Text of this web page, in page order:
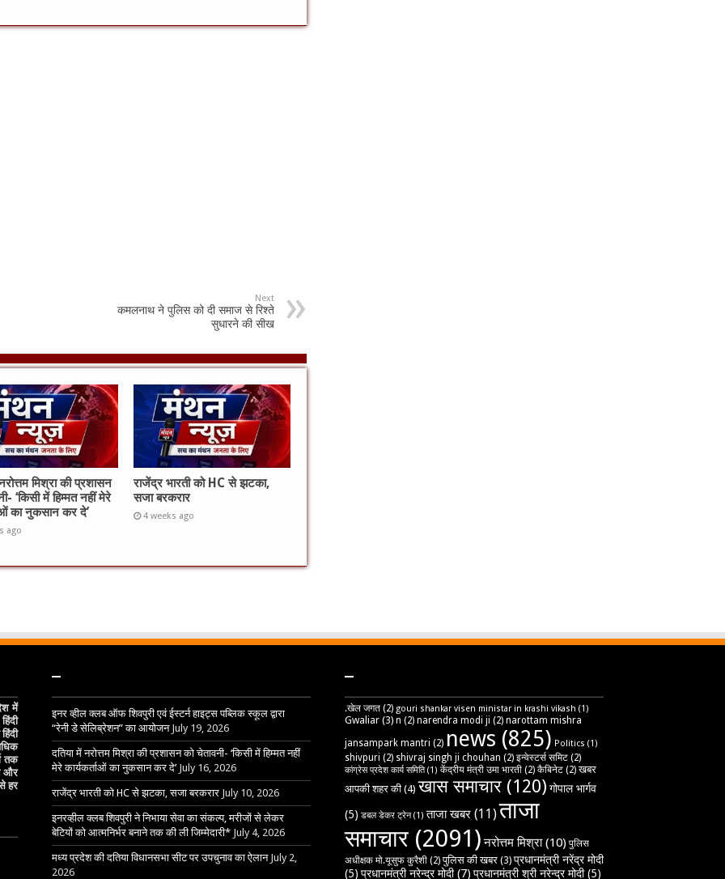
Next
कमलनाथ ने पुलिस को दी समाज से रिश्ते
सुधारने की सीख
मिश्रा की प्रशासन
‘किसी में हिम्मत नहीं मेरे
का नुकसान कर दे’
ago
राजेंद्र भारती को HC से झटका,
सजा बरकरार
4 weeks ago
में
तक
और
हर
–
इनर व्हील क्लब ऑफ शिवपुरी एवं ईस्टर्न हाइट्स पब्लिक स्कूल द्वारा
“रेनी डे सेलिब्रेशन” का आयोजन July 19, 2026
दतिया में नरोत्तम मिश्रा की प्रशासन को चेतावनी- ‘किसी में हिम्मत नहीं
मेरे कार्यकर्ताओं का नुकसान कर दे’ July 16, 2026
राजेंद्र भारती को HC से झटका, सजा बरकरार July 10, 2026
इनरव्हील क्लब शिवपुरी ने निभाया सेवा का संकल्प, मरीजों से लेकर
बेटियों को आत्मनिर्भर बनाने तक की ली जिम्मेदारी* July 4, 2026
मध्य प्रदेश की दतिया विधानसभा सीट पर उपचुनाव का ऐलान July 2,
2026
–
.खेल जगत (2) gouri shankar visen ministar in krashi vikash (1)
Gwaliar (3) n (2) narendra modi ji (2) narottam mishra
jansampark mantri (2) news (825) Politics (1)
shivpuri (2) shivraj singh ji chouhan (2) इन्वेस्टर्स समिट (2)
कांग्रेस प्रदेश कार्य समिति(1) केंद्रीय मंत्री उमा भारती (2) कैबिनेट (2) खबर
आपकी शहर की (4) खास समाचार (120) गोपाल भार्गव
(5) डबल डेकर ट्रेन(1) ताजा खबर (11)ताजा
समाचार (2091) नरोत्तम मिश्रा(10) पुलिस
अधीक्षक मो.यूसुफ कुरैशी (2) पुलिस की खबर (3) प्रधानमंत्री नरेंद्र मोदी
(5) प्रधानमंत्री नरेन्द्र मोदी(7) प्रधानमंत्री श्री नरेन्द्र मोदी(5)